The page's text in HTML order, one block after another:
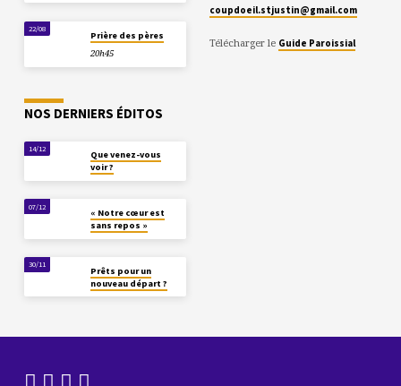
22/08
Prière des pères
20h45
coupdoeil.stjustin@gmail.com
Télécharger le Guide Paroissial
NOS DERNIERS ÉDITOS
14/12
Que venez-vous
voir ?
07/12
« Notre cœur est
sans repos »
30/11
Prêts pour un
nouveau départ ?